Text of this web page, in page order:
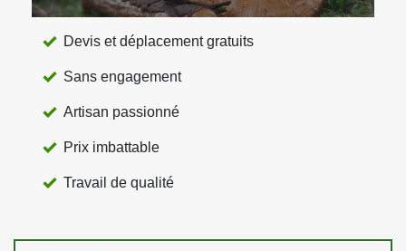
Devis et déplacement gratuits
Sans engagement
Artisan passionné
Prix imbattable
Travail de qualité